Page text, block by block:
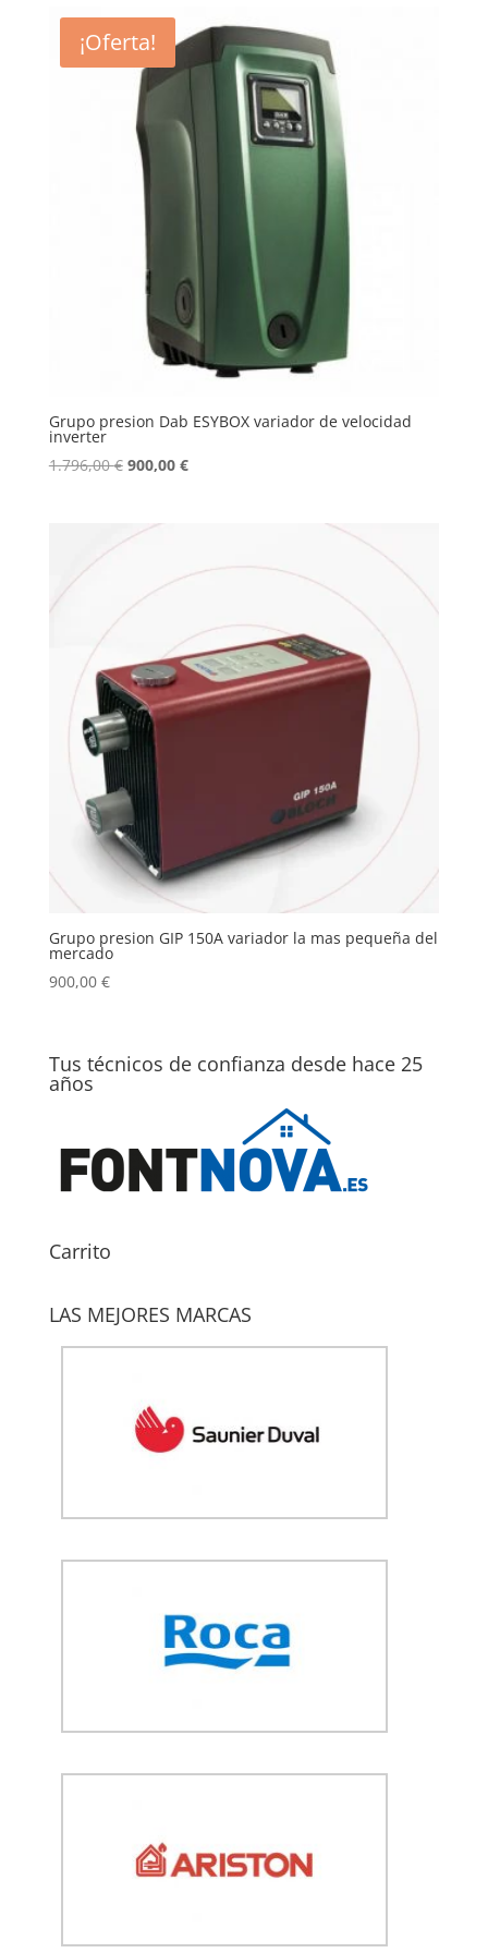
era:
1.230,00 €.
es:
659,00 €.
¡Oferta!
Grupo presion Dab ESYBOX variador de velocidad
inverter
1.796,00€ El
era:
900,00 €El
Grupo presion GIP 150A variador la mas pequeña del
mercado
900,00 €
Tus técnicos de confianza desde hace 25
años
Carrito
LAS MEJORES MARCAS